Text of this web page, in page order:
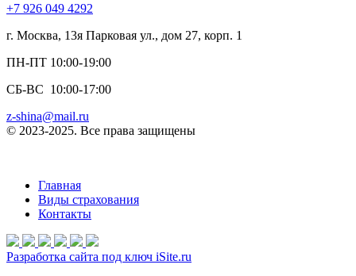
+7 926 049 4292
г. Москва, 13я Парковая ул., дом 27, корп. 1
ПН-ПТ 10:00-19:00
СБ-ВС 10:00-17:00
z-shina@mail.ru
© 2023-2025. Все права защищены
Главная
Виды страхования
Контакты
Разработка сайта под ключ iSite.ru